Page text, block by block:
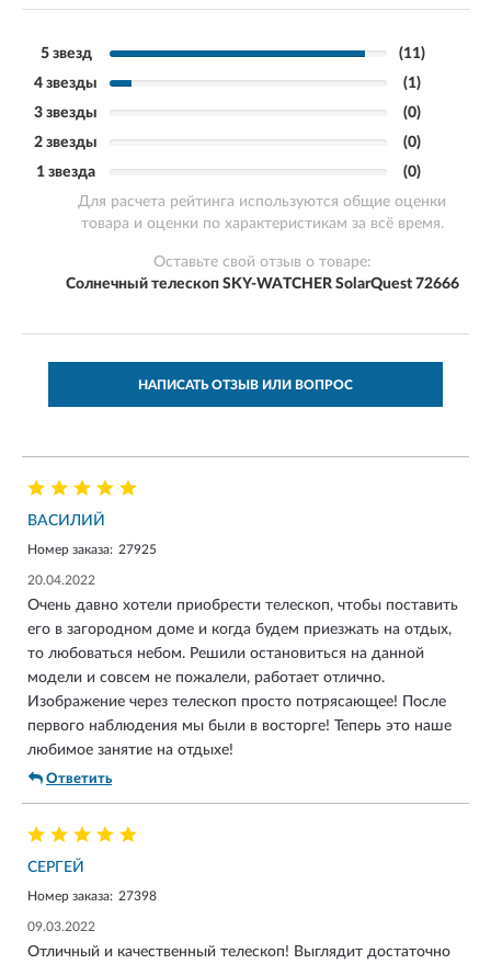
5 звезд
(11)
4 звезды
(1)
3 звезды
(0)
2 звезды
(0)
1 звезда
(0)
Для расчета рейтинга используются общие оценки
товара и оценки по характеристикам за всё время.
Оставьте свой отзыв о товаре:
Солнечный телескоп SKY-WATCHER SolarQuest 72666
НАПИСАТЬ ОТЗЫВ ИЛИ ВОПРОС
ВАСИЛИЙ
Номер заказа: 27925
20.04.2022
Очень давно хотели приобрести телескоп, чтобы поставить
его в загородном доме и когда будем приезжать на отдых,
то любоваться небом. Решили остановиться на данной
модели и совсем не пожалели, работает отлично.
Изображение через телескоп просто потрясающее! После
первого наблюдения мы были в восторге! Теперь это наше
любимое занятие на отдыхе!
Ответить
СЕРГЕЙ
Номер заказа: 27398
09.03.2022
Отличный и качественный телескоп! Выглядит достаточно